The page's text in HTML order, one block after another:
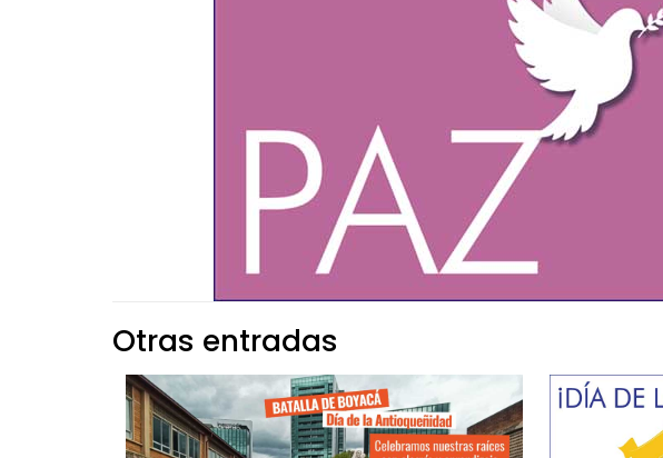
Otras entradas